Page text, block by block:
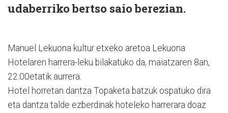
udaberriko bertso saio berezian.
Manuel Lekuona kultur etxeko aretoa Lekuona
Hotelaren harrera-leku bilakatuko da, maiatzaren 8an,
22:00etatik aurrera.
Hotel horretan dantza Topaketa batzuk ospatuko dira
eta dantza talde ezberdinak hoteleko harrerara doaz